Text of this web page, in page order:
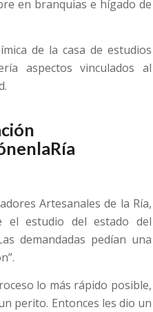
en branquias e hígado de
de la casa de estudios
aspectos vinculados al
Artesanales de la Ría,
el estudio del estado del
demandadas pedían una
lo más rápido posible,
perito. Entonces les dio un